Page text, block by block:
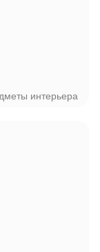
интерьера